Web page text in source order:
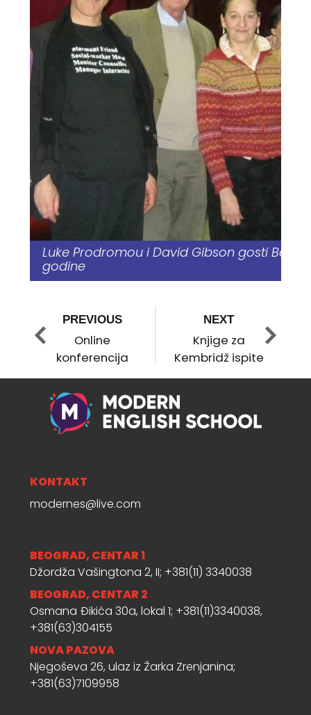
Luke Prodromou i David Gibson gosti
godine
PREVIOUS
Online
konferencija
‘Using
Technology in
Teaching:
Principles in
NEXT
Knjige za
Kembridž ispite
KONTAKT
modernes@live.com
BEOGRAD, CENTAR 1
Džordža Vašingtona 2, II; +381(11) 3340038
BEOGRAD, CENTAR 2
Osmana Đikića 30a, lokal 1; +381(11)3340038,
+381(63)304155
NOVA PAZOVA
Njegoševa 26, ulaz iz Žarka Zrenjanina;
+381(63)7109958